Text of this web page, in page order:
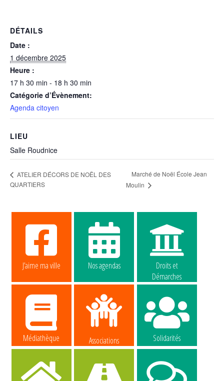
DÉTAILS
Date :
1 décembre 2025
Heure :
17 h 30 min - 18 h 30 min
Catégorie d’Évènement:
Agenda citoyen
LIEU
Salle Roudnice
ATELIER DÉCORS DE NOËL DES
QUARTIERS
Marché de Noël École Jean
Moulin
J’aime ma ville Nos agendas
Droits et
Démarches
Médiathèque Associations Solidarités